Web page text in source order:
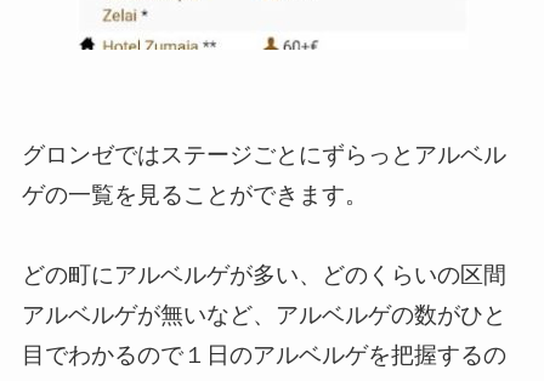
グロンゼではステージごとにずらっとアルベル
ゲの一覧を見ることができます。
どの町にアルベルゲが多い、どのくらいの区間
アルベルゲが無いなど、アルベルゲの数がひと
目でわかるので１日のアルベルゲを把握するの